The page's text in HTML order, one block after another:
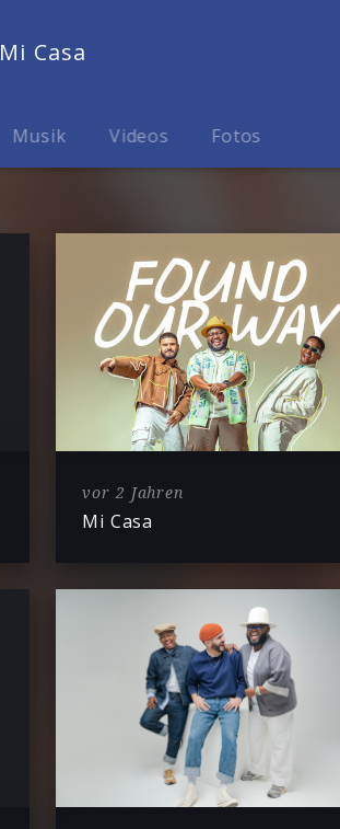
Mi Casa
Musik Videos Fotos
vor 2 Jahren
Mi Casa